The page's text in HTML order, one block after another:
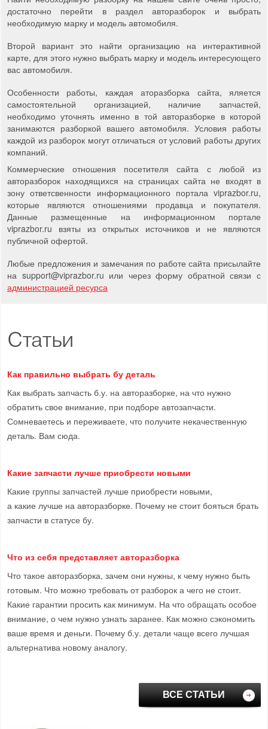
достаточно перейти в раздел авторазборок и выбрать
необходимую марку и модель автомобиля.
Второй вариант это найти организацию на интерактивной
карте, для этого нужно выбрать марку и модель интересующего
вас автомобиля.
Особенности работы, каждая аторазборка сайта, яляется
самостоятельной организацией, наличие запчастей,
необходимо уточнять именно в той авторазборке в которой
занимаются разборкой вашего автомобиля. Условия работы
каждой из разборок могут отличаться от условий работы других
компаний.
Коммерческие отношения посетителя сайта с любой из
авторазборок находящихся на страницах сайта не входят в
зону ответсвенности информационного портала viprazbor.ru,
которые являются отношениями продавца и покупателя.
Данные размещенные на информационном портале
viprazbor.ru взяты из открытых источников и не являются
публичной офертой.
Любые предложения и замечания по работе сайта присылайте
на support@viprazbor.ru или через форму обратной связи с
администрацией ресурса
Статьи
Как правильно выбрать бу деталь
Как выбрать запчасть б.у. на авторазборке, на что нужно
обратить свое внимание, при подборе автозапчасти.
Сомневаетесь и переживаете, что получите некачественную
деталь. Вам сюда.
Какие запчасти лучше приобрести новыми
Какие группы запчастей лучше приобрести новыми,
а какие лучше на авторазборке. Почему не стоит бояться брать
запчасти в статусе бу.
Что из себя представляет авторазборка
Что такое авторазборка, зачем они нужны, к чему нужно быть
готовым. Что можно требовать от разборок а чего не стоит.
Какие гарантии просить как минимум. На что обращать особое
внимание, о чем нужно узнать заранее. Как можно сэкономить
ваше время и деньги. Почему б.у. детали чаще всего лучшая
альтернатива новому аналогу.
ВСЕ СТАТЬИ